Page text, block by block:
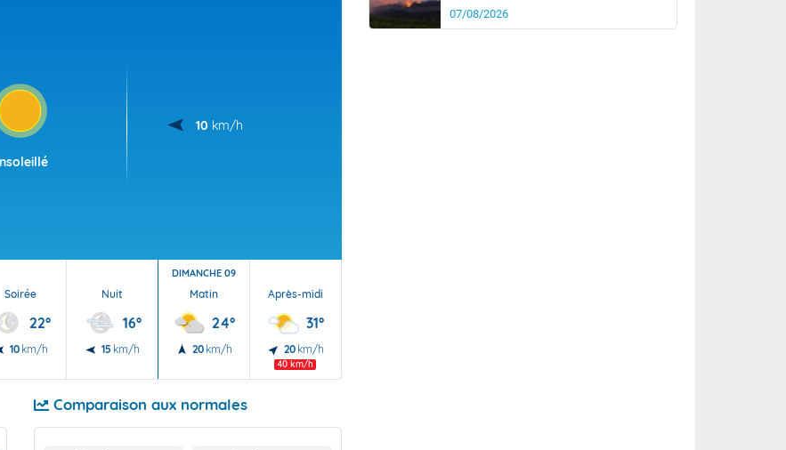
10 km/h
Soirée
22°
10 km/h
Nuit
16°
15 km/h
DIMANCHE 09
Matin
24°
20 km/h
Après-midi
31°
20 km/h
40 km/h
Comparaison aux normales
07/08/2026